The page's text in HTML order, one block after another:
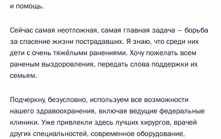
и помощь.
Сейчас самая неотложная, самая главная задача – борьба
за спасение жизни пострадавших. Я знаю, что среди них
дети с очень тяжёлыми ранениями. Хочу пожелать всем
раненым выздоровления, передать слова поддержки их
семьям.
Подчеркну, безусловно, используем все возможности
нашего здравоохранения, включая ведущие федеральные
клиники. Уже привлекли здесь лучших хирургов, врачей
других специальностей, современное оборудование,